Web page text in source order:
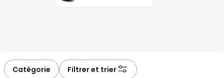
Catégorie Filtrer et trier